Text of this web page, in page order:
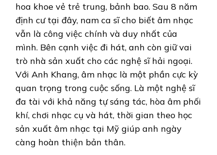
hoa khoe vẻ trẻ trung, bảnh bao. Sau 8 năm
định cư tại đây, nam ca sĩ cho biết âm nhạc
vẫn là công việc chính và duy nhất của
mình. Bên cạnh việc đi hát, anh còn giữ vai
trò nhà sản xuất cho các nghệ sĩ hải ngoại.
Với Anh Khang, âm nhạc là một phần cực kỳ
quan trọng trong cuộc sống. Là một nghệ sĩ
đa tài với khả năng tự sáng tác, hòa âm phối
khí, chơi nhạc cụ và hát, thời gian theo học
sản xuất âm nhạc tại Mỹ giúp anh ngày
càng hoàn thiện bản thân.